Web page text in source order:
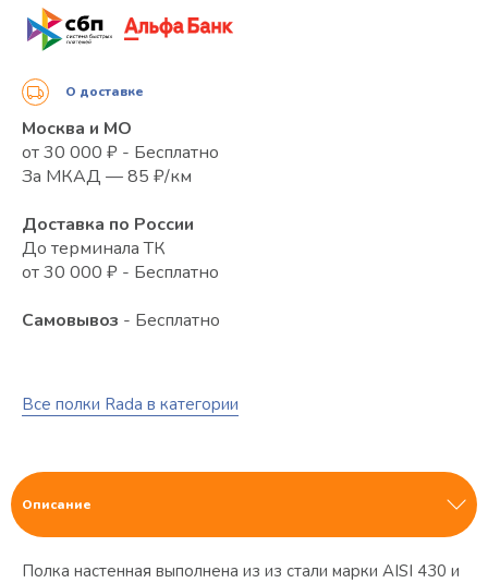
Все полки Rada в категории
О доставке
Москва и МО
от 30 000 ₽ - Бесплатно
За МКАД — 85 ₽/км
Доставка по России
До терминала ТК
от 30 000 ₽ - Бесплатно
Самовывоз - Бесплатно
Описание
Полка настенная выполнена из из стали марки AISI 430 и